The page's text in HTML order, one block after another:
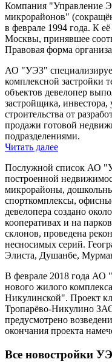
Компания "Управление
микрорайонов"
в феврале 1994 года. К
Москвы, принявшее
Правовая форма
АО "УЭЗ"
комплексной застройки
объектов девелопер
застройщика,
строительства от
продажи готовой
подразделениями.
Читать далее
Послужной список АО
построенной
микрорайоны,
спорткомплексы,
девелопера создано
кооперативах и на
склонов, проведена
несносимых серий.
Элиста, Душанбе,
В феврале 2018 года АО
нового жилого
Никулинской". Проект
Тропарёво-Никулино
предусмотрено
окончания проекта
Все новостройки